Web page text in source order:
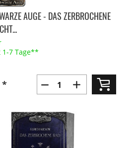
AUGE - DAS ZERBROCHENE
1-7 Tage**
*